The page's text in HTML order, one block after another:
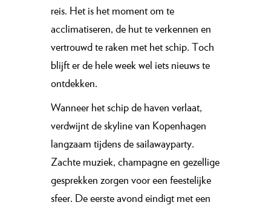
reis. Het is het moment om te
acclimatiseren, de hut te verkennen en
vertrouwd te raken met het schip. Toch
blijft er de hele week wel iets nieuws te
ontdekken.
Wanneer het schip de haven verlaat,
verdwijnt de skyline van Kopenhagen
langzaam tijdens de sailawayparty.
Zachte muziek, champagne en gezellige
gesprekken zorgen voor een feestelijke
sfeer. De eerste avond eindigt met een